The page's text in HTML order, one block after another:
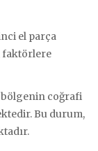
el parça
faktörlere
bölgenin coğrafi
Bu durum,